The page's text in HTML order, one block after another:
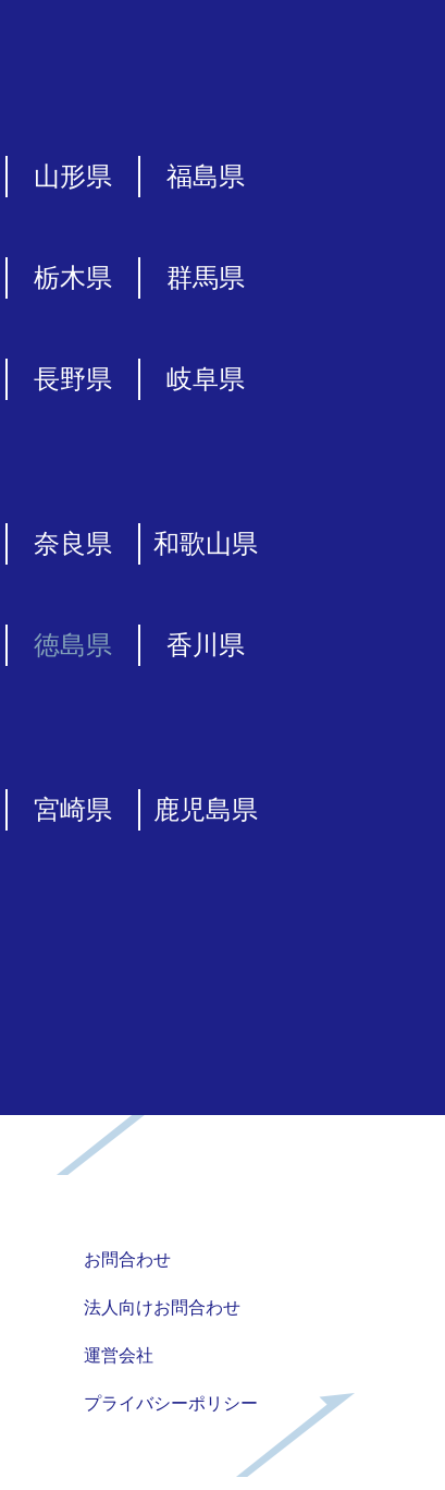
山形県 福島県
栃木県 群馬県
長野県 岐阜県
奈良県 和歌山県
徳島県 香川県
宮崎県 鹿児島県
お問合わせ
法人向けお問合わせ
運営会社
プライバシーポリシー